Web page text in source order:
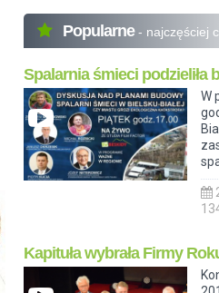
Popularne - najczęściej
Spalarnia śmieci podzieliła
W
Kapituła wybrała Firmy